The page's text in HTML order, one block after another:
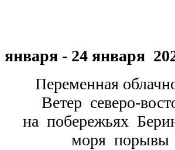
января - 24 января
Переменная
Ветер северо-
на побережьях
моря порывы